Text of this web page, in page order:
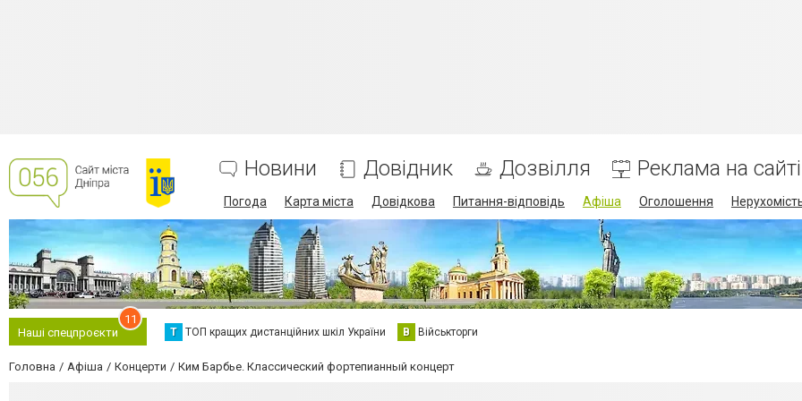
Новини Довідник Дозвілля Реклама на сайті
Погода Карта міста Довідкова Питання-відповідь Афіша Оголошення
Наші спецпроєкти
11
Т ТОП кращих дистанційних шкіл України В Військторги
Головна Афіша Концерти Ким Барбье. Классический фортепианный концерт